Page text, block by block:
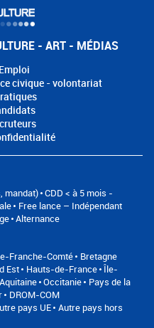
- ART - MÉDIAS
civique - volontariat
mandat) CDD < à 5 mois -
Free lance – Indépendant
Alternance
Franche-Comté
Bretagne
Est Hauts-de-France Île-
Occitanie
Pays de la
DROM-COM
pays UE Autre pays hors